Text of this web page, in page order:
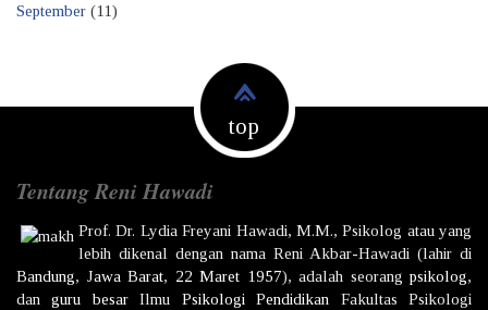
September (11)
top
Tentang Reni Hawadi
Prof. Dr. Lydia Freyani Hawadi, M.M., Psikolog atau yang
lebih dikenal dengan nama Reni Akbar-Hawadi (lahir di
Bandung, Jawa Barat, 22 Maret 1957), adalah seorang psikolog,
danguru besarIlmu Psikologi Pendidikan Fakultas Psikologi